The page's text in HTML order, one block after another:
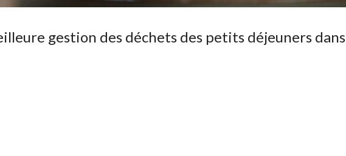
gestion des déchets des petits déjeuners dans